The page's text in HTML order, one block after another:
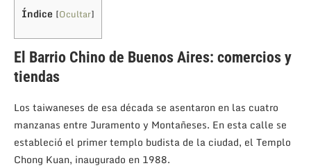
Índice [Ocultar]
El Barrio Chino de Buenos Aires: comercios y
tiendas
Los taiwaneses de esa década se asentaron en las cuatro
manzanas entre Juramento y Montañeses. En esta calle se
estableció el primer templo budista de la ciudad, el Templo
Chong Kuan, inaugurado en 1988.